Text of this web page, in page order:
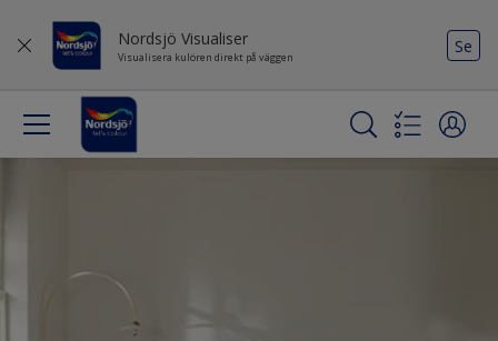
Nordsjö Visualiser
Visualisera kulören direkt på väggen
Se